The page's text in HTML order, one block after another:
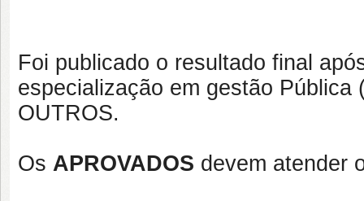
Foi publicado o resultado final
especialização em gestão
OUTROS.
Os APROVADOS devem atender